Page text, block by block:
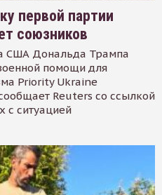
первой партии
союзников
США Дональда Трампа
помощи для
Priority Ukraine
Reuters со ссылкой
с ситуацией